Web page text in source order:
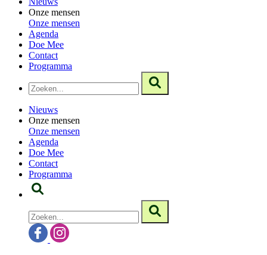
Onze mensen
Onze mensen
Agenda
Doe Mee
Contact
Programma
Nieuws
Onze mensen
Onze mensen
Agenda
Doe Mee
Contact
Programma